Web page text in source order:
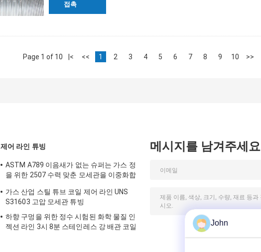
접촉
Page 1 of 10 |< << 1 2 3 4 5 6 7 8 9 10 >>
제어 라인 튜빙
ASTM A789 이음새가 없는 슈퍼는 가스 정
을 위한 2507 수력 맞춘 모세관을 이중화합
가스 산업 스틸 튜브 코일 제어 라인 UNS
S31603 고압 모세관 튜빙
하향 구멍을 위한 정수 시험된 화학 물질 인
젝션 라인 3시 8분 스테인레스 강 배관 코일
메시지를 남겨주세요
John